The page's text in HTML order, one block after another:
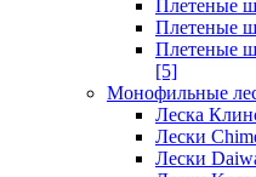
Плетеные
Плетеные
Плетеные
[5]
Монофильные
Леска
Лески
Лески